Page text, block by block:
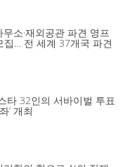
무소·재외공관 파견 영프
집… 전 세계 37개국 파견
타 32인의 서바이벌 투표
’ 개최